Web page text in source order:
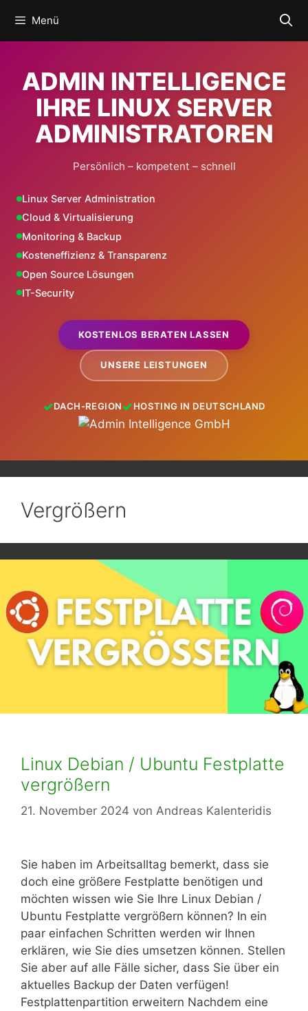
Inhalt
springen
Menü
ADMIN INTELLIGENCE
IHRE LINUX SERVER
ADMINISTRATOREN
Persönlich – kompetent – schnell
Linux Server Administration
Cloud & Virtualisierung
Monitoring & Backup
Kosteneffizienz & Transparenz
Open Source Lösungen
IT-Security
KOSTENLOS BERATEN LASSEN
UNSERE LEISTUNGEN
DACH-REGION HOSTING IN DEUTSCHLAND
Vergrößern
Linux Debian / Ubuntu Festplatte
vergrößern
21. November 2024 von Andreas Kalenteridis
Sie haben im Arbeitsalltag bemerkt, dass sie
doch eine größere Festplatte benötigen und
möchten wissen wie Sie Ihre Linux Debian /
Ubuntu Festplatte vergrößern können? In ein
paar einfachen Schritten werden wir Ihnen
erklären, wie Sie dies umsetzen können. Stellen
Sie aber auf alle Fälle sicher, dass Sie über ein
aktuelles Backup der Daten verfügen!
Festplattenpartition erweitern Nachdem eine